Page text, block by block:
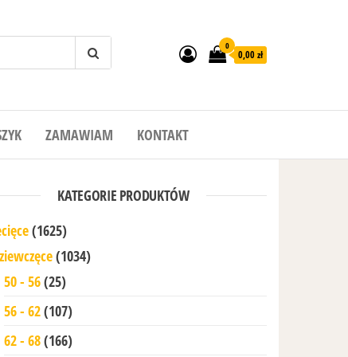
0
0,00 zł
ZAMAWIAM KONTAKT
KATEGORIE PRODUKTÓW
(1625)
(1034)
50 - 56(25)
56 - 62(107)
62 - 68(166)